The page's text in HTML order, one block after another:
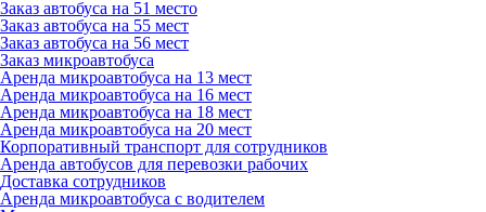
Заказ автобуса на 51 место
Заказ автобуса на 55 мест
Заказ автобуса на 56 мест
Заказ микроавтобуса
Аренда микроавтобуса на 13 мест
Аренда микроавтобуса на 16 мест
Аренда микроавтобуса на 18 мест
Аренда микроавтобуса на 20 мест
Корпоративный транспорт для сотрудников
Аренда автобусов для перевозки рабочих
Доставка сотрудников
Аренда микроавтобуса с водителем